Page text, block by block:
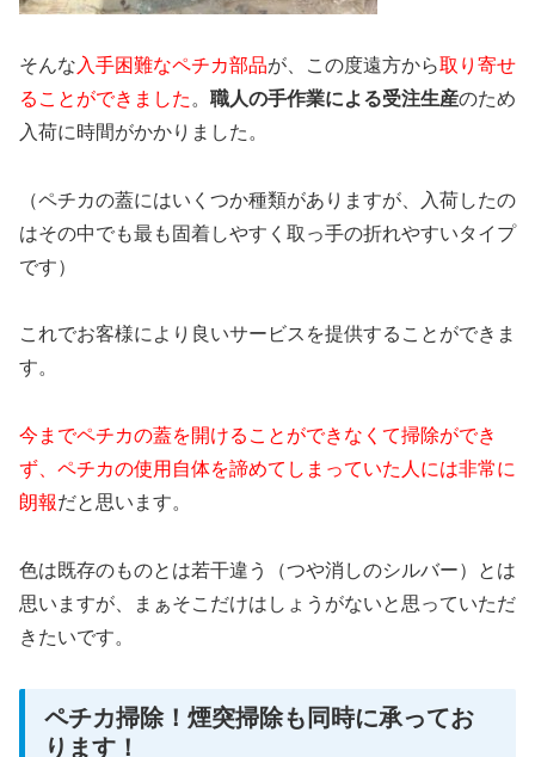
そんな 入手困難なペチカ部品が、この度遠方から取り寄せ
ることができました 。 職人の手作業による受注生産のため
入荷に時間がかかりました。
（ペチカの蓋にはいくつか種類がありますが、入荷したの
はその中でも最も固着しやすく取っ手の折れやすいタイプ
です）
これでお客様により良いサービスを提供することができま
す。
今までペチカの蓋を開けることができなくて掃除ができ
ず、ペチカの使用自体を諦めてしまっていた人には非常に
朗報だと思います。
色は既存のものとは若干違う（つや消しのシルバー）とは
思いますが、まぁそこだけはしょうがないと思っていただ
きたいです。
ペチカ掃除！煙突掃除も同時に承ってお
ります！